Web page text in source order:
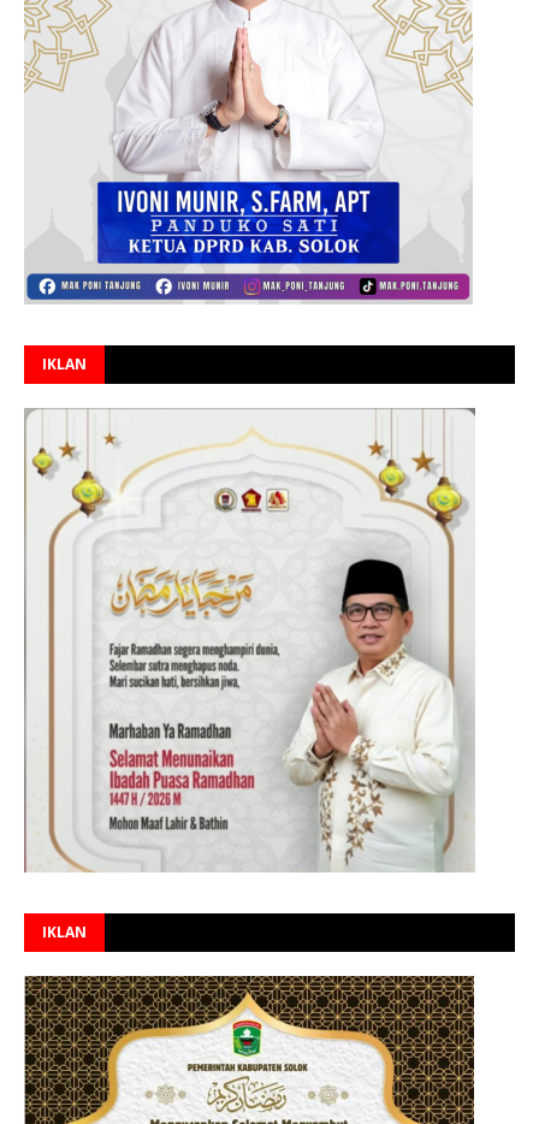
IKLAN
IKLAN